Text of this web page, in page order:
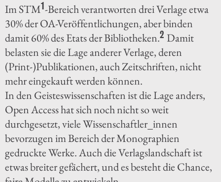
Im STM1-Bereich verantworten drei Verlage etwa
30% der OA-Veröffentlichungen, aber binden
damit 60% des Etats der Bibliotheken.2 Damit
belasten sie die Lage anderer Verlage, deren
(Print-)Publikationen, auch Zeitschriften, nicht
mehr eingekauft werden können.
In den Geisteswissenschaften ist die Lage anders,
Open Access hat sich noch nicht so weit
durchgesetzt, viele Wissenschaftler_innen
bevorzugen im Bereich der Monographien
gedruckte Werke. Auch die Verlagslandschaft ist
etwas breiter gefächert, und es besteht die Chance,